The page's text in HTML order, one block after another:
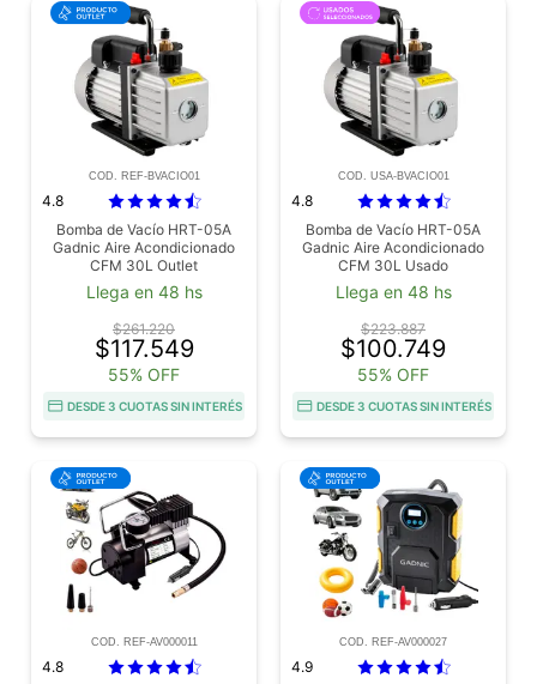
COD. REF-BVACIO01
4.8
Bomba de Vacío HRT-05A
Gadnic Aire Acondicionado
CFM 30L Outlet
Llega en 48 hs
$261.220
$117.549
55% OFF
DESDE 3 CUOTAS SIN INTERÉS
COD. USA-BVACIO01
4.8
Bomba de Vacío HRT-05A
Gadnic Aire Acondicionado
CFM 30L Usado
Llega en 48 hs
$223.887
$100.749
55% OFF
DESDE 3 CUOTAS SIN INTERÉS
COD. REF-AV000011
4.8
COD. REF-AV000027
4.9